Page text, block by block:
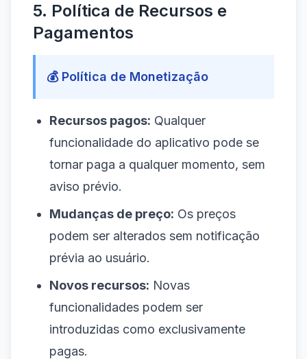
5. Política de Recursos e
Pagamentos
💰 Política de Monetização
Recursos pagos: Qualquer
funcionalidade do aplicativo pode se
tornar paga a qualquer momento, sem
aviso prévio.
Mudanças de preço: Os preços
podem ser alterados sem notificação
prévia ao usuário.
Novos recursos: Novas
funcionalidades podem ser
introduzidas como exclusivamente
pagas.